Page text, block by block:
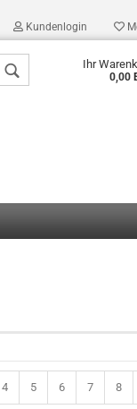
Kundenlogin
Ihr
0,00
4 5 6 7 8